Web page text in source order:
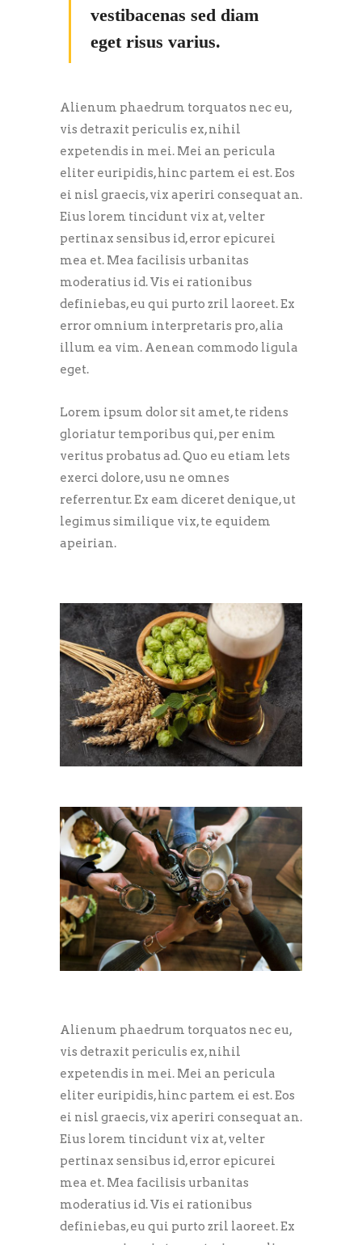
vestibacenas sed diam
eget risus varius.
Alienum phaedrum torquatos nec eu,
vis detraxit periculis ex, nihil
expetendis in mei. Mei an pericula
eliter euripidis, hinc partem ei est. Eos
ei nisl graecis, vix aperiri consequat an.
Eius lorem tincidunt vix at, velter
pertinax sensibus id, error epicurei
mea et. Mea facilisis urbanitas
moderatius id. Vis ei rationibus
definiebas, eu qui purto zril laoreet. Ex
error omnium interpretaris pro, alia
illum ea vim. Aenean commodo ligula
eget.
Lorem ipsum dolor sit amet, te ridens
gloriatur temporibus qui, per enim
veritus probatus ad. Quo eu etiam lets
exerci dolore, usu ne omnes
referrentur. Ex eam diceret denique, ut
legimus similique vix, te equidem
apeirian.
Alienum phaedrum torquatos nec eu,
vis detraxit periculis ex, nihil
expetendis in mei. Mei an pericula
eliter euripidis, hinc partem ei est. Eos
ei nisl graecis, vix aperiri consequat an.
Eius lorem tincidunt vix at, velter
pertinax sensibus id, error epicurei
mea et. Mea facilisis urbanitas
moderatius id. Vis ei rationibus
definiebas, eu qui purto zril laoreet. Ex